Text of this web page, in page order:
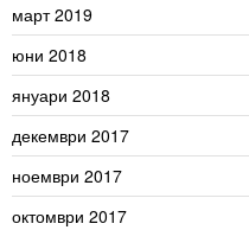
март 2019
юни 2018
януари 2018
декември 2017
ноември 2017
октомври 2017